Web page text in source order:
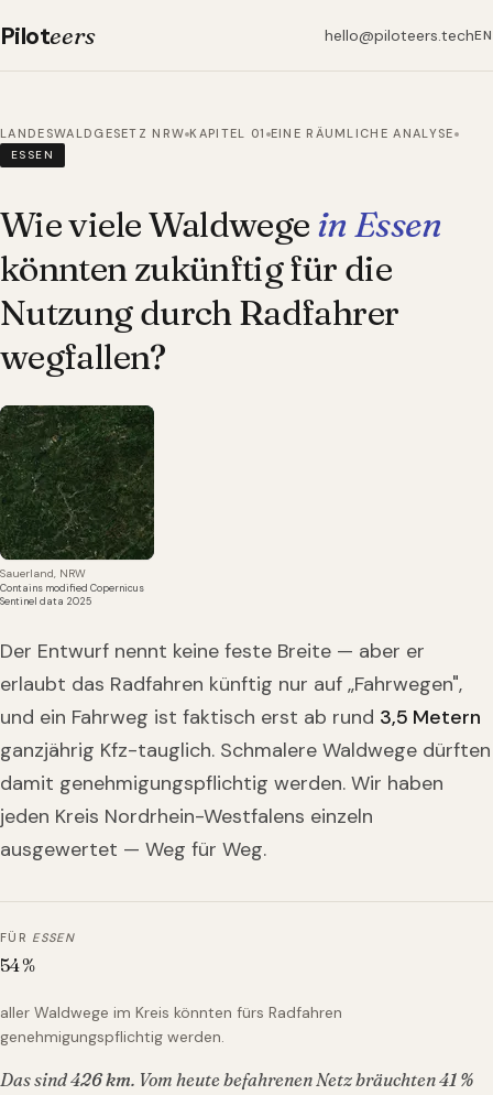
Piloteers hello@piloteers.techEN
LANDESWALDGESETZ NRW KAPITEL 01 EINE RÄUMLICHE ANALYSE
ESSEN
Wie viele Waldwege in Essen
könnten zukünftig für die
Nutzung durch Radfahrer
wegfallen?
Sauerland, NRW
Contains modified Copernicus
Sentinel data 2025
Der Entwurf nennt keine feste Breite — aber er
erlaubt das Radfahren künftig nur auf „Fahrwegen",
und ein Fahrweg ist faktisch erst ab rund 3,5 Metern
ganzjährig Kfz-tauglich. Schmalere Waldwege dürften
damit genehmigungspflichtig werden. Wir haben
jeden Kreis Nordrhein-Westfalens einzeln
ausgewertet — Weg für Weg.
FÜR ESSEN
54%
aller Waldwege im Kreis könnten fürs Radfahren
genehmigungspflichtig werden.
Das sind426km. Vom heute befahrenen Netz bräuchten41 %